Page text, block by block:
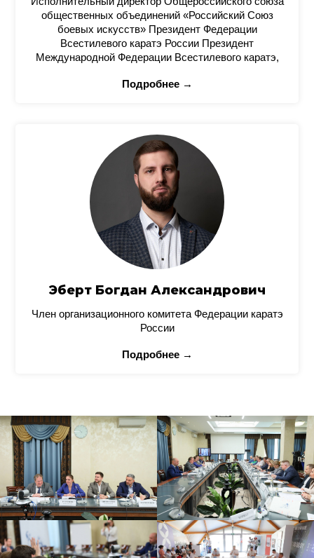
общественных объединений «Российский Союз
боевых искусств» Президент Федерации
Всестилевого каратэ России Президент
Международной Федерации Всестилевого каратэ,
Подробнее →
Эберт Богдан Александрович
Член организационного комитета Федерации каратэ
России
Подробнее →